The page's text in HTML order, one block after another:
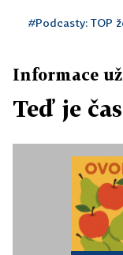
#Podcasty: TOP
Informace
Teď je